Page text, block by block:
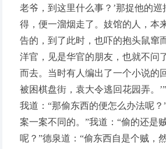
老爷，到这里什么事？’那捉他的巡
得，便一溜烟走了。妓馆的人，本
告的，到了此时，也吓的抱头鼠窜
洋官，见是华官的朋友，也就不问
而去。当时有人编出了一个小说的
被困棋盘街，袁大令逃回花园弄。’”
我道：“那偷东西的便怎么办法呢？
案一案不同的。”我道：“偷的还是
呢？”德泉道：“偷东西自是个贼，